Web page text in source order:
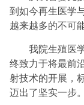
到如今再生医学
越来越多的不可
我院生殖医
终致力于将最前
射技术的开展，
迈出了坚实一步。